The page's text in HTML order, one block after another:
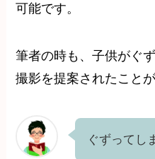
可能です。
筆者の時も、子供がぐ
撮影を提案されたこと
ぐずってし